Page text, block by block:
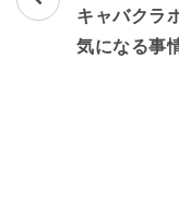
稿
キャバクラ
気になる事